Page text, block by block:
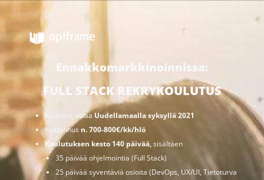
Ennakkomarkkinoinnissa:
FULL STACK REKRYKOULUTUS
Koulutus alkaa Uudellamaalla syksyllä 2021
Kustannus n. 700-800€/kk/hlö
Koulutuksen kesto 140 päivää,sisältäen
35 päivää ohjelmointia (Full Stack)
25 päivää syventäviä osioita (DevOps, UX/UI, Tietoturva